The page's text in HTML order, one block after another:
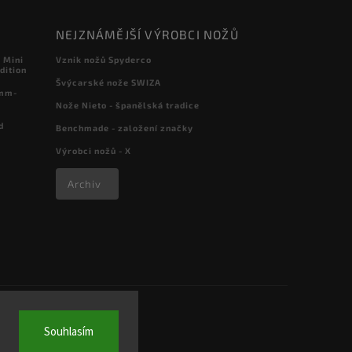
Souhlasím
Mini
NEJZNÁMĚJŠÍ VÝROBCI NOŽŮ
Vznik nožů Spyderco
Švýcarské nože SWIZA
Nože Nieto - španělská tradice
Benchmade - založení značky
Výrobci nožů - X
Archiv